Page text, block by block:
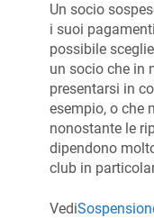
Un socio
i suoi
possibile
un socio che in
presentarsi in
esempio, o che
nonostante le
dipendono
club in
Vedi